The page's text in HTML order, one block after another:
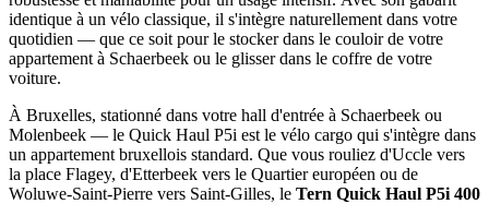
Modèle Tern
Add to Cart
Buy Now
Add to wishlist
Compare Share